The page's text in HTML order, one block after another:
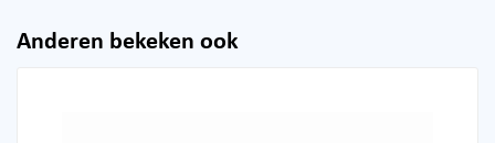
Anderen bekeken ook